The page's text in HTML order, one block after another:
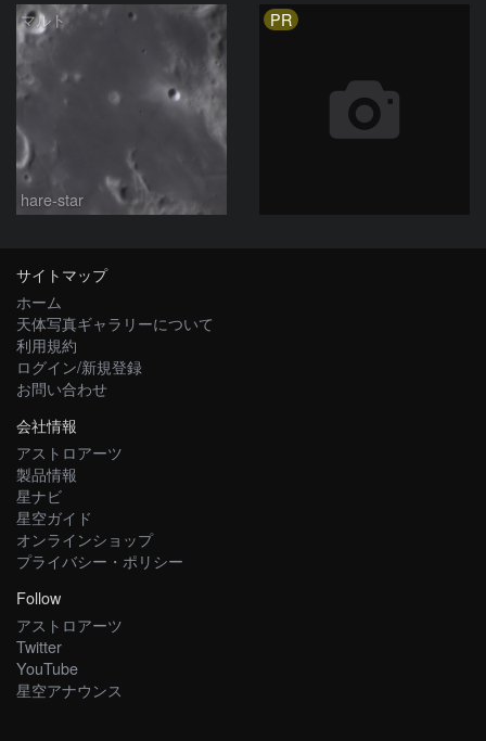
マルト
hare-star
PR
サイトマップ
ホーム
天体写真ギャラリーについて
利用規約
ログイン/新規登録
お問い合わせ
会社情報
アストロアーツ
製品情報
星ナビ
星空ガイド
オンラインショップ
プライバシー・ポリシー
Follow
アストロアーツ
Twitter
YouTube
星空アナウンス